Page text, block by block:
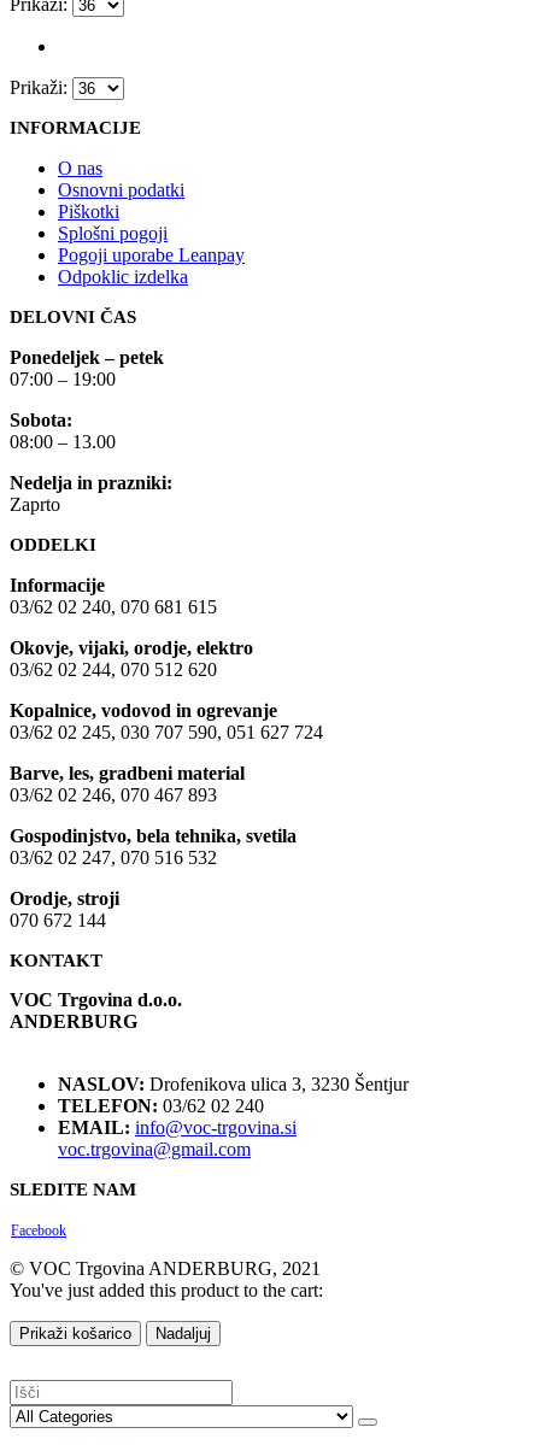
Prikaži:
INFORMACIJE
O nas
Osnovni podatki
Piškotki
Splošni pogoji
Pogoji uporabe Leanpay
Odpoklic izdelka
DELOVNI ČAS
Ponedeljek – petek
07:00 – 19:00
Sobota:
08:00 – 13.00
Nedelja in prazniki:
Zaprto
ODDELKI
Informacije
03/62 02 240, 070 681 615
Okovje, vijaki, orodje, elektro
03/62 02 244, 070 512 620
Kopalnice, vodovod in ogrevanje
03/62 02 245, 030 707 590, 051 627 724
Barve, les, gradbeni material
03/62 02 246, 070 467 893
Gospodinjstvo, bela tehnika, svetila
03/62 02 247, 070 516 532
Orodje, stroji
070 672 144
KONTAKT
VOC Trgovina d.o.o.
ANDERBURG
NASLOV: Drofenikova ulica 3, 3230 Šentjur
TELEFON: 03/62 02 240
EMAIL: info@voc-trgovina.si
voc.trgovina@gmail.com
SLEDITE NAM
Facebook
© VOC Trgovina ANDERBURG, 2021
You've just added this product to the cart:
Prikaži košarico Nadaljuj